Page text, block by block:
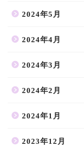
2024年5月
2024年4月
2024年3月
2024年2月
2024年1月
2023年12月